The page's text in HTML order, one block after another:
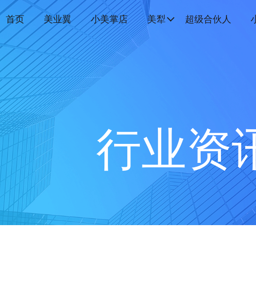
首页 美业翼 小美掌店 美犁 超级合伙人
行业资